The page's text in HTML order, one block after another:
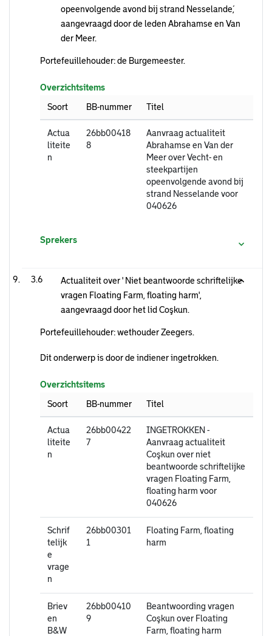
opeenvolgende avond bij strand Nesselande´,
aangevraagd door de leden Abrahamse en Van
der Meer.
Portefeuillehouder: de Burgemeester.
Overzichtsitems
Soort
BB-nummer Titel
Actua
liteite
n
26bb00418
8
Aanvraag actualiteit
Abrahamse en Van der
Meer over Vecht- en
steekpartijen
opeenvolgende avond bij
strand Nesselande voor
040626
Sprekers
3.6
Actualiteit over ' Niet beantwoorde schriftelijke
vragen Floating Farm, floating harm',
aangevraagd door het lid Coşkun.
Portefeuillehouder: wethouder Zeegers.
Dit onderwerp is door de indiener ingetrokken.
Overzichtsitems
Soort
BB-nummer Titel
Actua
liteite
n
26bb00422
7
INGETROKKEN -
Aanvraag actualiteit
Coşkun over niet
beantwoorde schriftelijke
vragen Floating Farm,
floating harm voor
040626
Schrif
telijk
e
vrage
n
26bb00301
1
Floating Farm, floating
harm
Briev
en
B&W
26bb00410
9
Beantwoording vragen
Coşkun over Floating
Farm, floating harm